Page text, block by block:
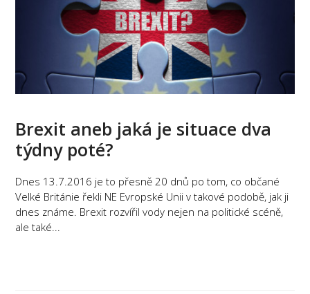
Brexit aneb jaká je situace dva
týdny poté?
Dnes 13.7.2016 je to přesně 20 dnů po tom, co občané
Velké Británie řekli NE Evropské Unii v takové podobě, jak ji
dnes známe. Brexit rozvířil vody nejen na politické scéně,
ale také...